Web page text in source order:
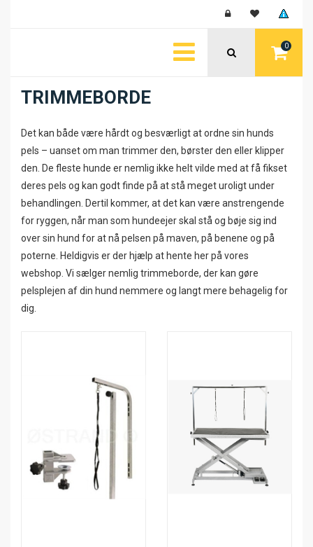
0
TRIMMEBORDE
Det kan både være hårdt og besværligt at ordne sin hunds
pels – uanset om man trimmer den, børster den eller klipper
den. De fleste hunde er nemlig ikke helt vilde med at få fikset
deres pels og kan godt finde på at stå meget uroligt under
behandlingen. Dertil kommer, at det kan være anstrengende
for ryggen, når man som hundeejer skal stå og bøje sig ind
over sin hund for at nå pelsen på maven, på benene og på
poterne. Heldigvis er der hjælp at hente her på vores
webshop. Vi sælger nemlig trimmeborde, der kan gøre
pelsplejen af din hund nemmere og langt mere behagelig for
dig.